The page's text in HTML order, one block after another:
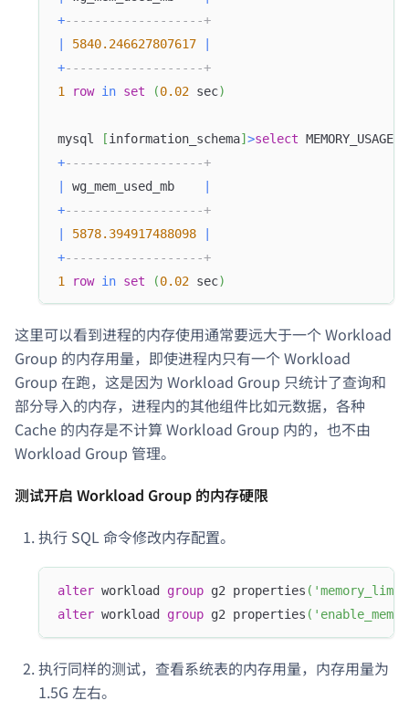
+-------------------+
5840.246627807617
+-------------------+
1
row in set (0.02 sec)
mysql [information_schema] >select
+-------------------+
wg_mem_used_mb
+-------------------+
5878.394917488098
+-------------------+
1
row in set (0.02 sec)
这里可以看到进程的内存使用通常要远大于一个 Workload
Group 的内存用量，即使进程内只有一个 Workload
Group 在跑，这是因为 Workload Group 只统计了查询和
部分导入的内存，进程内的其他组件比如元数据，各种
Cache 的内存是不计算 Workload Group 内的，也不由
Workload Group 管理。
测试开启 Workload Group 的内存硬限
执行 SQL 命令修改内存配置。
alter workload group g2 properties (
alter workload group g2 properties (
执行同样的测试，查看系统表的内存用量，内存用量为
1.5G 左右。